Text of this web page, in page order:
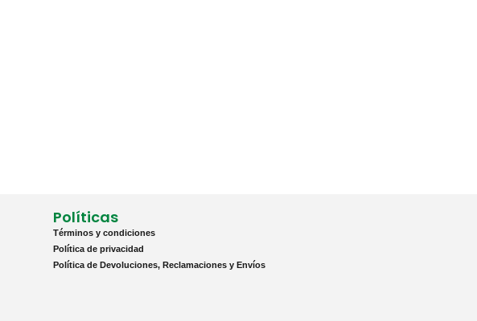
Políticas
Términos y condiciones
Política de privacidad
Política de Devoluciones, Reclamaciones y Envíos